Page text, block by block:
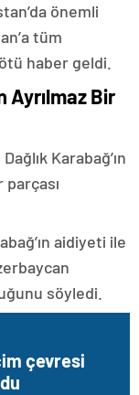
önemli
tüm
haber geldi.
Ayrılmaz Bir
Dağlık Karabağ’ın
parçası
aidiyeti ile
söyledi.
çevresi